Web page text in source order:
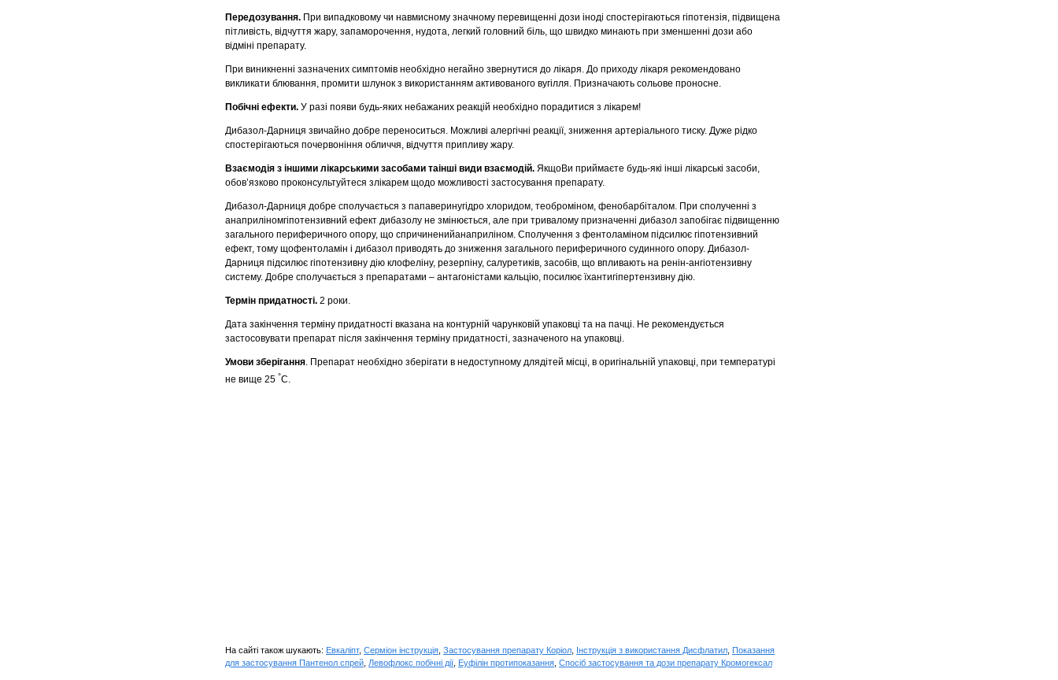
Передозування. При випадковому чи навмисному значному перевищенні дози іноді спостерігаються гіпотензія, підвищена
пітливість, відчуття жару, запаморочення, нудота, легкий головний біль, що швидко минають при зменшенні дози або
відміні препарату.
При виникненні зазначених симптомів необхідно негайно звернутися до лікаря. До приходу лікаря рекомендовано
викликати блювання, промити шлунок з використанням активованого вугілля. Призначають сольове проносне.
Побічні ефекти. У разі появи будь-яких небажаних реакцій необхідно порадитися з лікарем!
Дибазол-Дарниця звичайно добре переноситься. Можливі алергічні реакції, зниження артеріального тиску. Дуже рідко
спостерігаються почервоніння обличчя, відчуття припливу жару.
Взаємодія з іншими лікарськими засобами таінші види взаємодій. ЯкщоВи приймаєте будь-які інші лікарські засоби,
обов’язково проконсультуйтеся злікарем щодо можливості застосування препарату.
Дибазол-Дарниця добре сполучається з папаверинугідро хлоридом, теоброміном, фенобарбіталом. При сполученні з
анаприліномгіпотензивний ефект дибазолу не змінюється, але при тривалому призначенні дибазол запобігає підвищенню
загального периферичного опору, що спричиненийанаприліном. Сполучення з фентоламіном підсилює гіпотензивний
ефект, тому щофентоламін і дибазол приводять до зниження загального периферичного судинного опору. Дибазол-
Дарниця підсилює гіпотензивну дію клофеліну, резерпіну, салуретиків, засобів, що впливають на ренін-ангіотензивну
систему. Добре сполучається з препаратами – антагоністами кальцію, посилює їхантигіпертензивну дію.
Термін придатності. 2 роки.
Дата закінчення терміну придатності вказана на контурній чарунковій упаковці та на пачці. Не рекомендується
застосовувати препарат після закінчення терміну придатності, зазначеного на упаковці.
Умови зберігання. Препарат необхідно зберігати в недоступному длядітей місці, в оригінальній упаковці, при температурі
не вище 25 °С.
На сайті також шукають: Евкаліпт, Серміон інструкція Застосування препарату Коріол Інструкція з використання Дисфлатил Показання
для застосування Пантенол спрей Левофлокс побічні дії Еуфілін протипоказання Спосіб застосування та дози препарату Кромогексал